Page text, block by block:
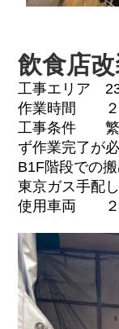
飲食店
工事エリア
作業時間
工事条件 繁
ず作業完了が
B1F階段での
東京ガス手配
使用車両 ２t